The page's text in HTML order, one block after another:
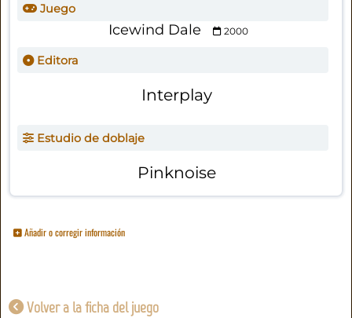
Juego
Icewind Dale 2000
Editora
Interplay
Estudio de doblaje
Pinknoise
Añadir o corregir información
Volver a la ficha del juego